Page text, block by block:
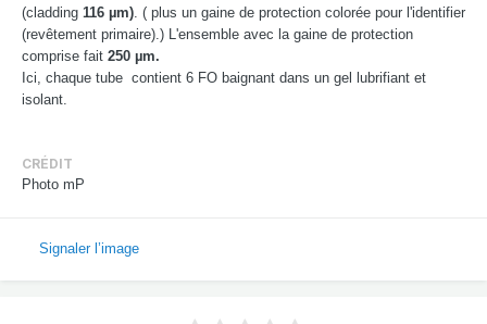
(cladding 116 µm) . ( plus un gaine de protection colorée pour l'identifier
(revêtement primaire).) L'ensemble avec la gaine de protection
comprise fait 250 µm.
Ici, chaque tube contient 6 FO baignant dans un gel lubrifiant et
isolant.
CRÉDIT
Photo mP
Signaler l’image